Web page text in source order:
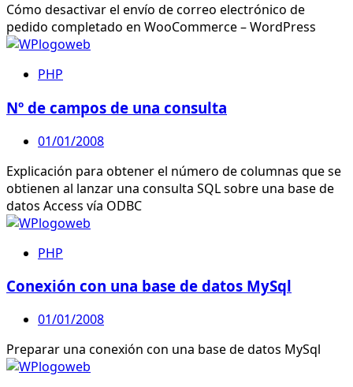
Cómo desactivar el envío de correo electrónico de
pedido completado en WooCommerce – WordPress
PHP
Nº de campos de una consulta
01/01/2008
Explicación para obtener el número de columnas que se
obtienen al lanzar una consulta SQL sobre una base de
datos Access vía ODBC
PHP
Conexión con una base de datos MySql
01/01/2008
Preparar una conexión con una base de datos MySql